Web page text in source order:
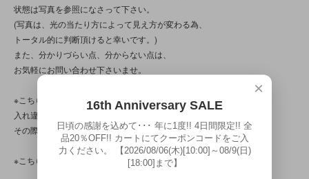
状態は写真を参照になさって下さい。
(写真は、光の当たり方によって見え方が変わる為、
トータル的に判断頂けると幸いです。)
また、分かりづらい点、分からない点は、
お気軽にお問い合わせ下さいませ。
※こちらの商品は店頭でも販売しています。
入れ違いで完売してしまう場合がございます。
その際はご容赦下さいませ。
※こちらの商品は、中古・ヴィンテージ品です。
×
16th Anniversary SALE
日頃の感謝を込めて･･･ 年に1度!! 4日間限定!! 全
品20％OFF!! カートにてクーポンコードをご入
力ください。 【2026/08/06(木)[10:00]～08/9(日)
[18:00]まで】